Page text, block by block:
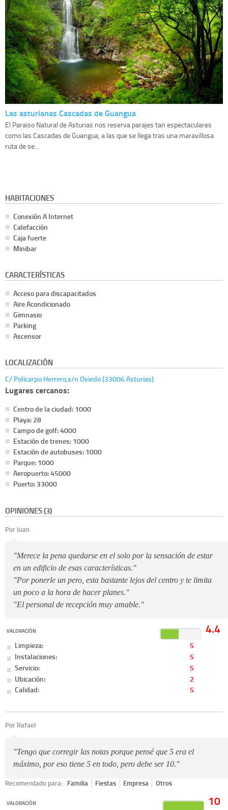
Las asturianas Cascadas de Guangua
El Paraiso Natural de Asturias nos reserva parajes tan espectaculares
como las Cascadas de Guangua, a las que se llega tras una maravillosa
ruta de se...
HABITACIONES
Conexión A Internet
Calefacción
Caja fuerte
Minibar
CARACTERÍSTICAS
Acceso para discapacitados
Aire Acondicionado
Gimnasio
Parking
Ascensor
LOCALIZACIÓN
C/ Policarpo Herrero,s/n Oviedo (33006 Asturias)
Lugares cercanos:
Centro de la ciudad: 1000
Playa: 28
Campo de golf: 4000
Estación de trenes: 1000
Estación de autobuses: 1000
Parque: 1000
Aeropuerto: 45000
Puerto: 33000
OPINIONES (3)
Por Juan
"Merece la pena quedarse en el solo por la sensación de estar
en un edificio de esas características."
"Por ponerle un pero, esta bastante lejos del centro y te limita
un poco a la hora de hacer planes."
"El personal de recepción muy amable."
VALORACIÓN 4.4
Limpieza:
5
Instalaciones:
5
Servicio:
5
Ubicación:
2
Calidad:
5
Por Rafael
"Tengo que corregir las notas porque pensé que 5 era el
máximo, por eso tiene 5 en todo, pero debe ser 10."
Recomendado para: Familia Fiestas Empresa Otros
VALORACIÓN 10